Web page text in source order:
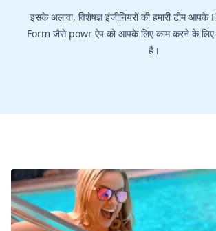
इसके अलावा, विशेषज्ञ इंजीनियरों की हमारी टीम
Form जैसे powr ऐप को आपके लिए काम करने के लिए
है।